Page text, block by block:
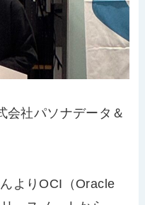
会社パソナデータ＆
より OCI （ Oracle